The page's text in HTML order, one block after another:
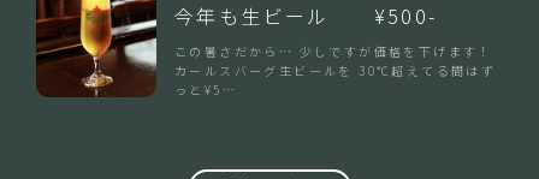
今年も生ビール ¥500-
この暑さだから… 少しですが価格を下げます！
カールスバーグ生ビールを 30℃超えてる間はず
っと¥5…